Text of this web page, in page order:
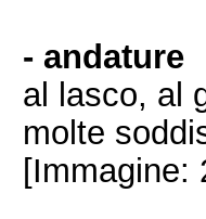
- andature
al lasco, al
molte
[Immagine: